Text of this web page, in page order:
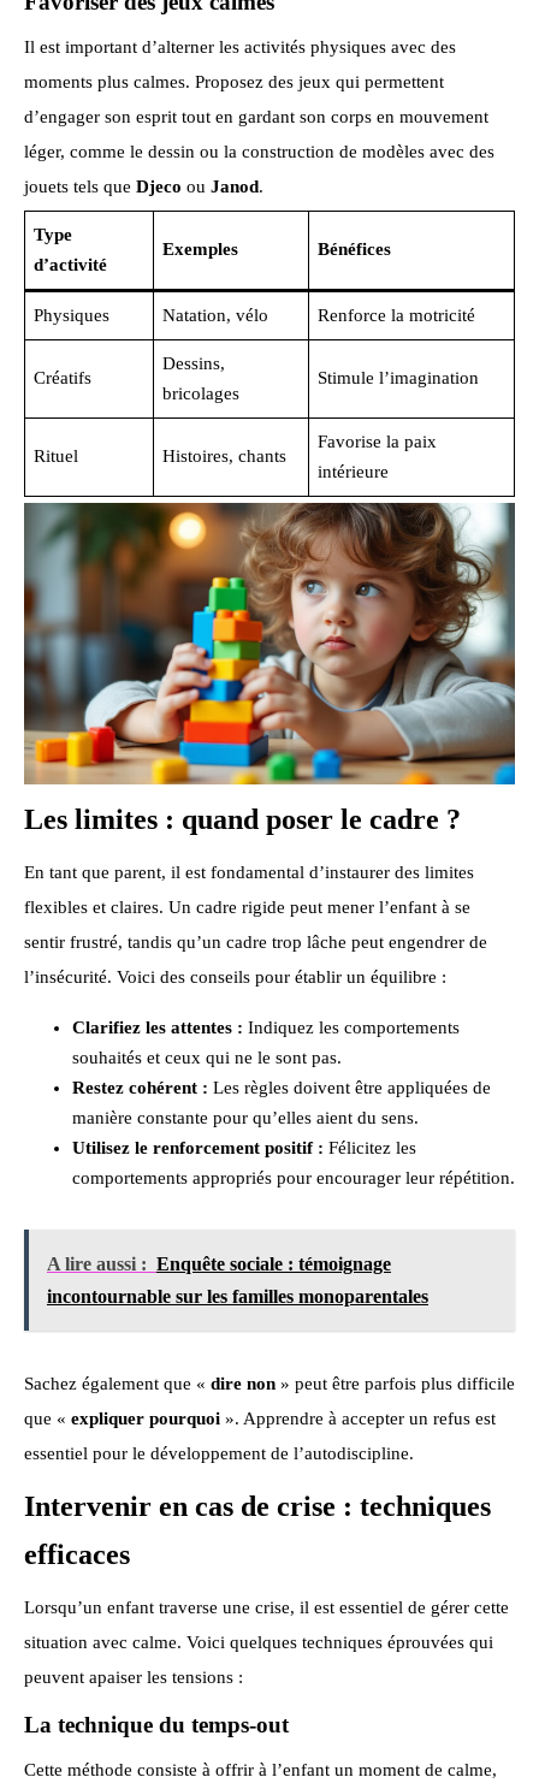
Il est important d’alterner les activités physiques avec des
moments plus calmes. Proposez des jeux qui permettent
d’engager son esprit tout en gardant son corps en mouvement
léger, comme le dessin ou la construction de modèles avec des
jouets tels que Djeco ou Janod.
Type
d’activité
Exemples Bénéfices
Physiques Natation, vélo Renforce la motricité
Créatifs
Dessins,
bricolages
Stimule l’imagination
Rituel Histoires, chants
Favorise la paix
intérieure
Les limites : quand poser le cadre ?
En tant que parent, il est fondamental d’instaurer des limites
flexibles et claires. Un cadre rigide peut mener l’enfant à se
sentir frustré, tandis qu’un cadre trop lâche peut engendrer de
l’insécurité. Voici des conseils pour établir un équilibre :
Clarifiez les attentes : Indiquez les comportements
souhaités et ceux qui ne le sont pas.
Restez cohérent : Les règles doivent être appliquées de
manière constante pour qu’elles aient du sens.
Utilisez le renforcement positif : Félicitez les
comportements appropriés pour encourager leur répétition.
A lire aussi : Enquête sociale : témoignage
incontournable sur les familles monoparentales
Sachez également que « dire non » peut être parfois plus difficile
que « expliquer pourquoi ». Apprendre à accepter un refus est
essentiel pour le développement de l’autodiscipline.
Intervenir en cas de crise : techniques
efficaces
Lorsqu’un enfant traverse une crise, il est essentiel de gérer cette
situation avec calme. Voici quelques techniques éprouvées qui
peuvent apaiser les tensions :
La technique du temps-out
Cette méthode consiste à offrir à l’enfant un moment de calme,